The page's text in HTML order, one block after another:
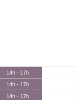
14h - 17h
14h - 17h
14h - 17h